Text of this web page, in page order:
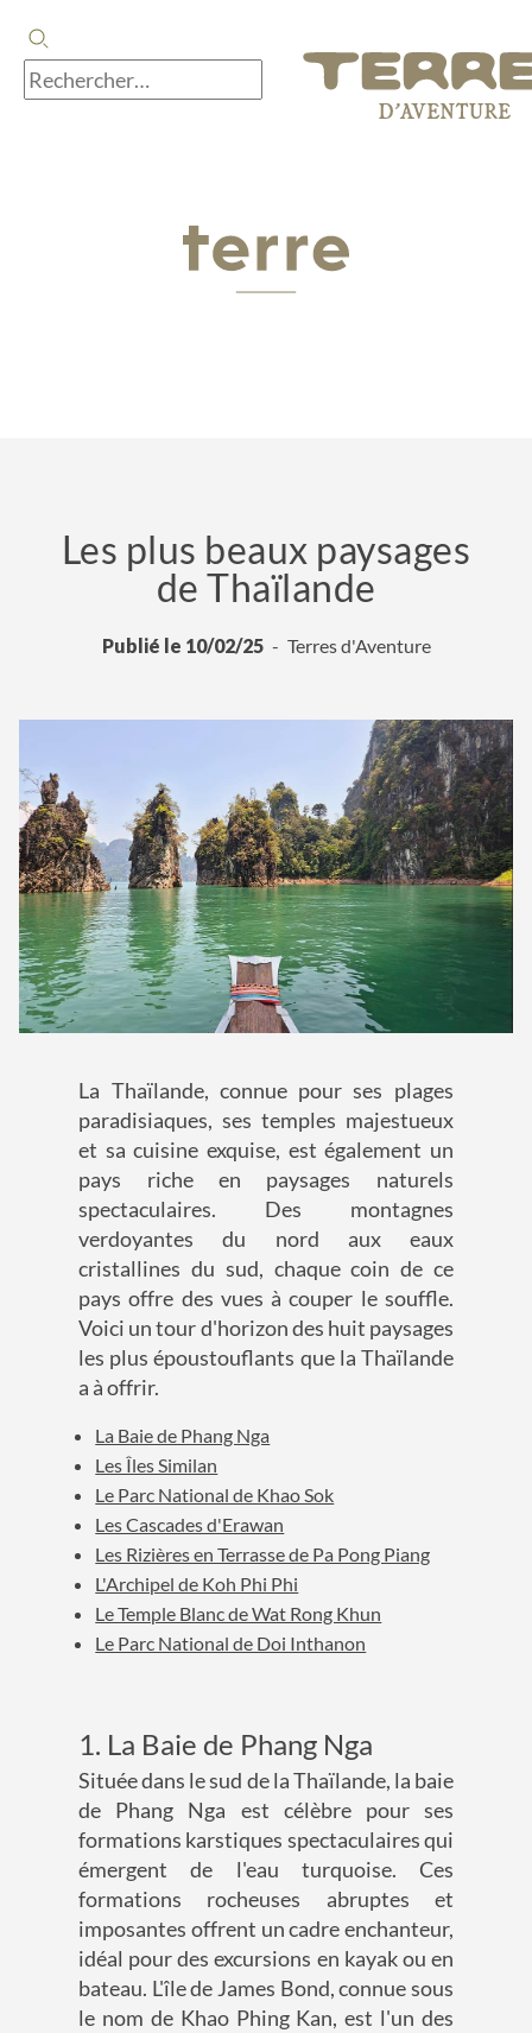
Les plus beaux paysages
de Thaïlande
Publié le 10/02/25 Terres d'Aventure
La Thaïlande, connue pour ses plages
paradisiaques, ses temples majestueux
et sa cuisine exquise, est également un
pays riche en paysages naturels
spectaculaires. Des montagnes
verdoyantes du nord aux eaux
cristallines du sud, chaque coin de ce
pays offre des vues à couper le souffle.
Voici un tour d'horizon des huit paysages
les plus époustouflants que la Thaïlande
a à offrir.
La Baie de Phang Nga
Les Îles Similan
Le Parc National de Khao Sok
Les Cascades d'Erawan
Les Rizières en Terrasse de Pa Pong Piang
L'Archipel de Koh Phi Phi
Le Temple Blanc de Wat Rong Khun
Le Parc National de Doi Inthanon
1. La Baie de Phang Nga
Située dans le sud de la Thaïlande, la baie
de Phang Nga est célèbre pour ses
formations karstiques spectaculaires qui
émergent de l'eau turquoise. Ces
formations rocheuses abruptes et
imposantes offrent un cadre enchanteur,
idéal pour des excursions en kayak ou en
bateau. L'île de James Bond, connue sous
le nom de Khao Phing Kan, est l'un des